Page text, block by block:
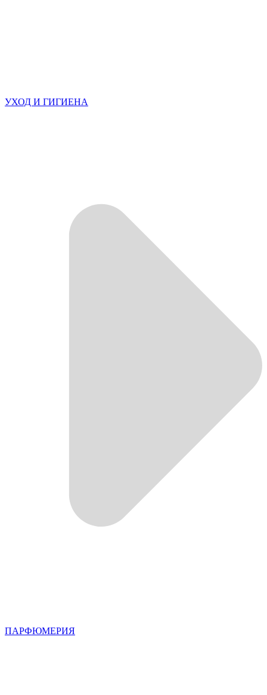
УХОД И ГИГИЕНА
ПАРФЮМЕРИЯ